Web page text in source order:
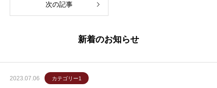
次の記事
新着のお知らせ
2023.07.06 カテゴリー1